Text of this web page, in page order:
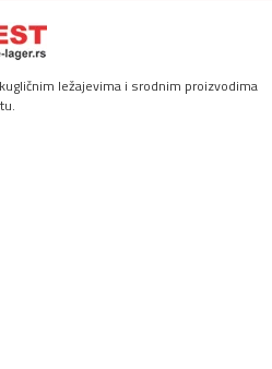
ležajevima i srodnim proizvodima